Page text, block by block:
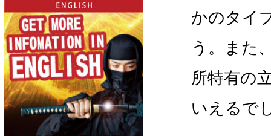
かのタイ
う。また
所特有の
いえるで